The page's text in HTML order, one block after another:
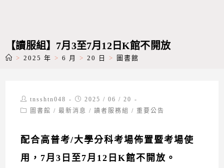
【讀服組】7月3至7月12日K館不開放
> 2025 年 > 6 月 > 20 日 > 圖書館
Post
author:
tnsshtn048
Post
published:
2025 / 06 / 20
Post圖書館 / 最新消息 / 讀者服務組 / 重要公告
配合高普考/大學分科考場佈置暨考場使
用，7月3日至7月12日K館不開放。